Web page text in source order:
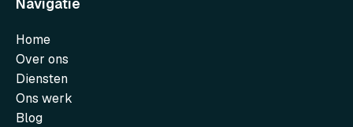
Home
Over ons
Diensten
Ons werk
Blog